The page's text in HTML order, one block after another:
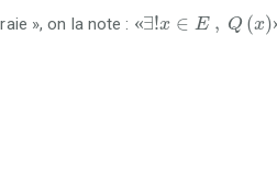
», on la note : «∃!x ∈ E , Q (x)
∃! E, x»